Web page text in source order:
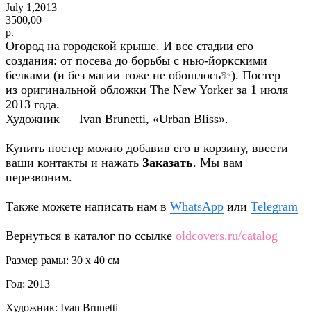
July 1,2013
3500,00
р.
Огород на городской крыше. И все стадии его
создания: от посева до борьбы с нью-йоркскими
белками (и без магии тоже не обошлось✨). Постер
из оригинальной обложки The New Yorker за 1 июля
2013 года.
Художник — Ivan Brunetti, «Urban Bliss».
Купить постер можно добавив его в корзину, ввести
ваши контакты и нажать Заказать. Мы вам
перезвоним.
Также можете написать нам в WhatsApp или Telegram
Вернуться в каталог по ссылке oldcovers.ru/catalog
Размер рамы: 30 x 40 см
Год: 2013
Художник: Ivan Brunetti